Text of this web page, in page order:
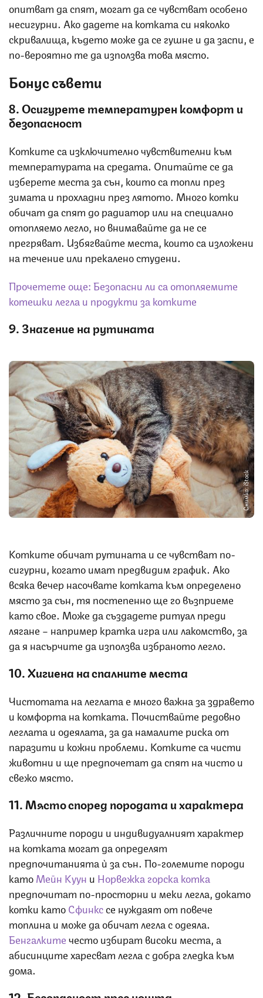
опитват да спят, могат да се чувстват особено
несигурни. Ако дадете на котката си няколко
скривалища, където може да се гушне и да заспи, е
по-вероятно те да използва това място.
Бонус съвети
8. Осигурете температурен комфорт и
безопасност
Котките са изключително чувствителни към
температурата на средата. Опитайте се да
изберете места за сън, които са топли през
зимата и прохладни през лятото. Много котки
обичат да спят до радиатор или на специално
отопляемо легло, но внимавайте да не се
прегряват. Избягвайте места, които са изложени
на течение или прекалено студени.
Прочетете още:Безопасни ли са отопляемите
котешки легла и продукти за котките
9. Значение на рутината
Снимка: iStock
Котките обичат рутината и се чувстват по-
сигурни, когато имат предвидим график. Ако
всяка вечер насочвате котката към определено
място за сън, тя постепенно ще го възприеме
като свое. Може да създадете ритуал преди
лягане – например кратка игра или лакомство, за
да я насърчите да използва избраното легло.
10. Хигиена на спалните места
Чистотата на леглата е много важна за здравето
и комфорта на котката. Почиствайте редовно
леглата и одеялата, за да намалите риска от
паразити и кожни проблеми. Котките са чисти
животни и ще предпочетат да спят на чисто и
свежо място.
11. Място според породата и характера
Различните породи и индивидуалният характер
на котката могат да определят
предпочитанията ѝ за сън. По-големите породи
катоМейн Куун и Норвежка горска котка
предпочитат по-просторни и меки легла, докато
котки катоСфинкссе нуждаят от повече
топлина и може да обичат легла с одеяла.
Бенгалкитечесто избират високи места, а
абисинците харесват легла с добра гледка към
дома.